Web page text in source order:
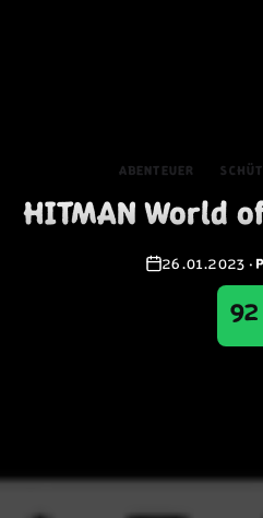
ABENTEUER
HITMAN World
26.01.2023 ·
92